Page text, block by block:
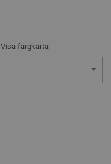
Visa färgkarta